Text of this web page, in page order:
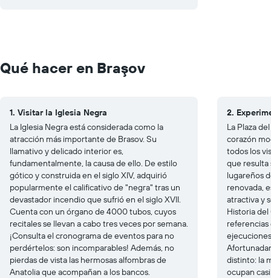
Qué hacer en Braşov
1. Visitar la Iglesia Negra
La Iglesia Negra está considerada como la
atracción más importante de Brasov. Su
llamativo y delicado interior es,
fundamentalmente, la causa de ello. De estilo
gótico y construida en el siglo XIV, adquirió
popularmente el calificativo de "negra" tras un
devastador incendio que sufrió en el siglo XVII.
Cuenta con un órgano de 4000 tubos, cuyos
recitales se llevan a cabo tres veces por semana.
¡Consulta el cronograma de eventos para no
perdértelos: son incomparables! Además, no
pierdas de vista las hermosas alfombras de
Anatolia que acompañan a los bancos.
2.
La Plaza
corazón
todos los
que resulta
lugareños
renovada,
atractiva y
Historia
referencias
distinto: la
ocupan